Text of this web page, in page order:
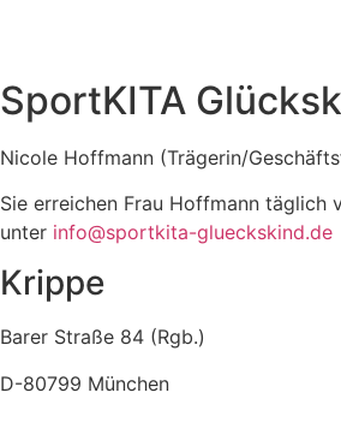
SportKITA
Nicole Hoffmann (Trägerin/
Sie erreichen Frau Hoffmann täglich
unter info@sportkita-glueckskind.de
Krippe
Barer Straße 84 (Rgb.)
D-80799 München